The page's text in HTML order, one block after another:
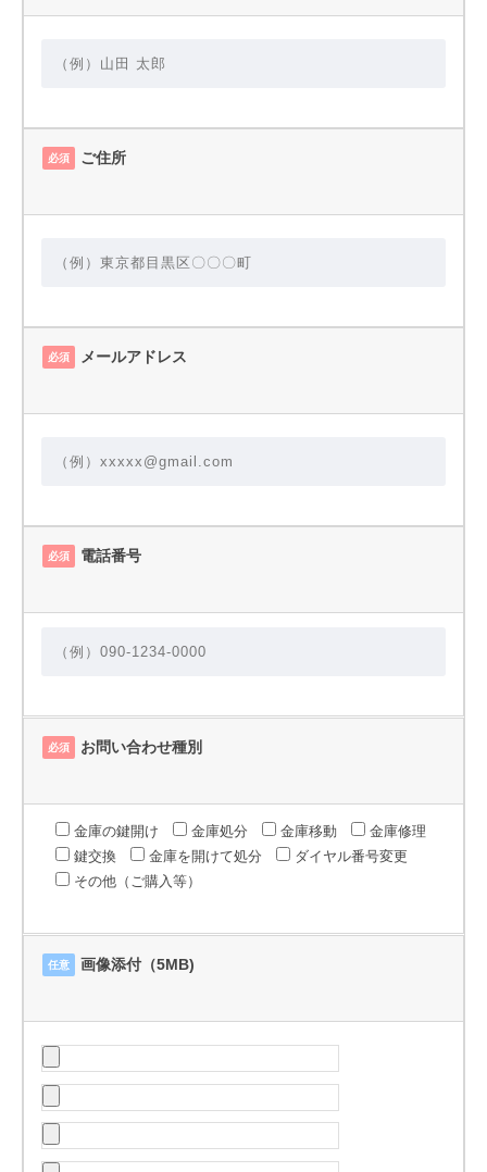
必須 ご住所
必須 メールアドレス
必須 電話番号
必須 お問い合わせ種別
金庫の鍵開け 金庫処分 金庫移動
金庫修理
鍵交換
金庫を開けて処分
ダイヤル番号変更
その他（ご購入等）
任意 画像添付（5MB)